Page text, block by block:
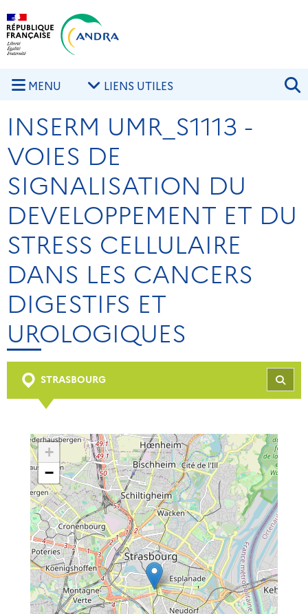
Aller au contenu principal
MENU LIENS UTILES
INSERM UMR_S1113 -
VOIES DE
SIGNALISATION DU
DEVELOPPEMENT ET DU
STRESS CELLULAIRE
DANS LES CANCERS
DIGESTIFS ET
UROLOGIQUES
STRASBOURG
+
−